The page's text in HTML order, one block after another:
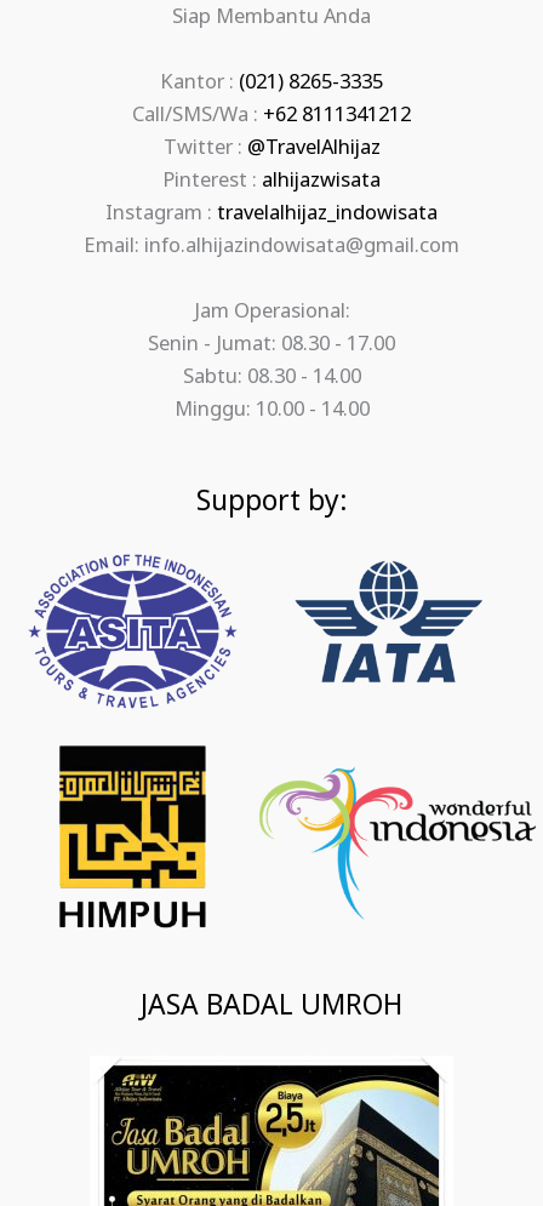
Siap Membantu Anda
Kantor : (021) 8265-3335
Call/SMS/Wa : +62 8111341212
Twitter : @TravelAlhijaz
Pinterest : alhijazwisata
Instagram : travelalhijaz_indowisata
Email: info.alhijazindowisata@gmail.com
Jam Operasional:
Senin - Jumat: 08.30 - 17.00
Sabtu: 08.30 - 14.00
Minggu: 10.00 - 14.00
Support by:
JASA BADAL UMROH